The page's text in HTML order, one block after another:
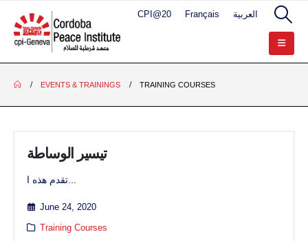
CPI@20 Français العربية
EVENTS & TRAININGS TRAINING COURSES
تيسير الوساطة
June 24, 2020
Training Courses